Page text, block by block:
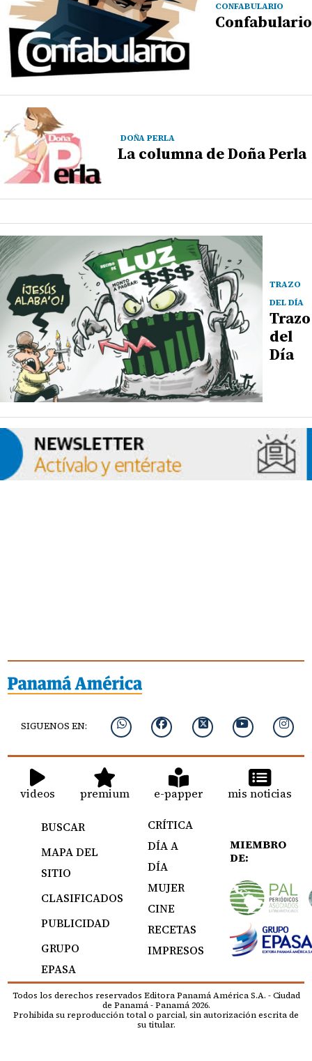
CONFABULARIO
Confabulario
DOÑA PERLA
La columna de Doña Perla
TRAZO
DEL DÍA
Trazo
del
Día
SIGUENOS EN:
videos premium e-papper mis noticias
BUSCAR
MAPA DEL
SITIO
CLASIFICADOS
PUBLICIDAD
GRUPO
EPASA
CRÍTICA
DÍA A
DÍA
MUJER
CINE
RECETAS
IMPRESOS
MIEMBRO
DE:
Todos los derechos reservados Editora Panamá América S.A. - Ciudad
de Panamá - Panamá 2026.
Prohibida su reproducción total o parcial, sin autorización escrita de
su titular.